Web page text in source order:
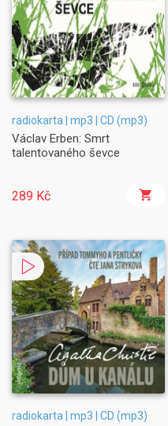
radiokarta | mp3 | CD (mp3)
Václav Erben: Smrt
talentovaného ševce
289 Kč
radiokarta | mp3 | CD (mp3)